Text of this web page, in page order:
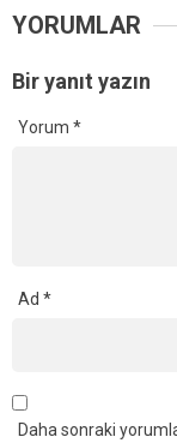
YORUMLAR
Bir yanıt yazın
Yorum *
Ad *
Daha sonraki